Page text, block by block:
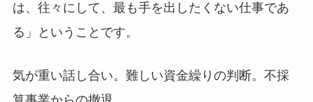
は、往々にして、最も手を出したくない仕事であ
る」ということです。
気が重い話し合い。難しい資金繰りの判断。不採